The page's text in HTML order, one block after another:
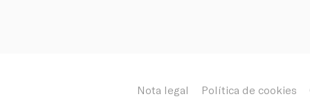
Empresa Treballa amb
Nota legal Política de cookies